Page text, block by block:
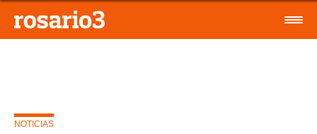
NOTICIAS